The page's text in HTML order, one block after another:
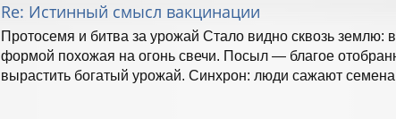
Re: Истинный смысл вакцинации
Протосемя и битва за урожай Стало видно сквозь землю:
формой похожая на огонь свечи. Посыл — благое
вырастить богатый урожай. Синхрон: люди сажают